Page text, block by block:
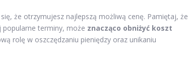
że otrzymujesz najlepszą możliwą cenę. Pamiętaj, że
popularne terminy, może znacząco obniżyć koszt
rolę w oszczędzaniu pieniędzy oraz unikaniu